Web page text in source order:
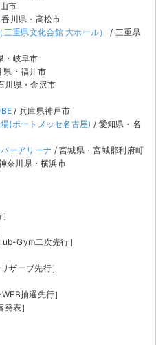
市
川県・高松市
重県文化会館 大ホール）
/ 三重県
・岐阜市
・福井市
川県・金沢市
/ 兵庫県神戸市
(ポートメッセ名古屋) / 愛知県・名
ーアリーナ / 宮城県・宮城郡利府町
奈川県・横浜市
Gym二次先行］
ザーブ先行］
抽選先行］
表］